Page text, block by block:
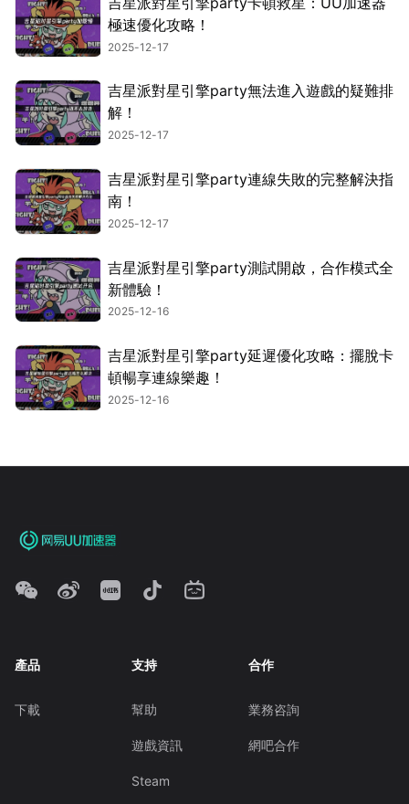
極速優化攻略！
2025-12-17
吉星派對星引擎party無法進入遊戲的疑難排
解！
2025-12-17
吉星派對星引擎party連線失敗的完整解決指
南！
2025-12-17
吉星派對星引擎party測試開啟，合作模式全
新體驗！
2025-12-16
吉星派對星引擎party延遲優化攻略：擺脫卡
頓暢享連線樂趣！
2025-12-16
產品
下載
支持
幫助
遊戲資訊
Steam
合作
業務咨詢
網吧合作